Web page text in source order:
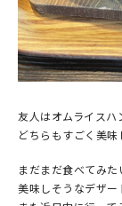
友人はオムライスハ
どちらもすごく美味
まだまだ食べてみた
美味しそうなデザー